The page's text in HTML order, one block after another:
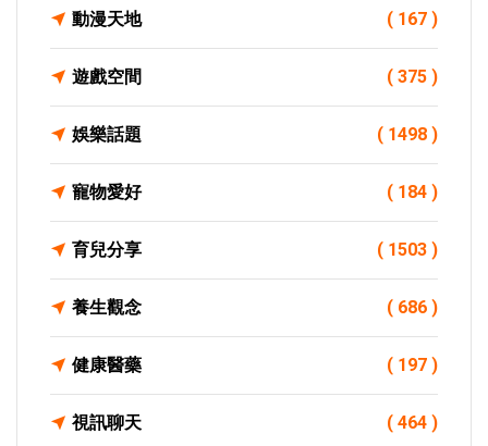
動漫天地 ( 167 )
遊戲空間 ( 375 )
娛樂話題 ( 1498 )
寵物愛好 ( 184 )
育兒分享 ( 1503 )
養生觀念 ( 686 )
健康醫藥 ( 197 )
視訊聊天 ( 464 )